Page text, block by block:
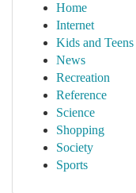
Home
Internet
Kids and Teens
News
Recreation
Reference
Science
Shopping
Society
Sports